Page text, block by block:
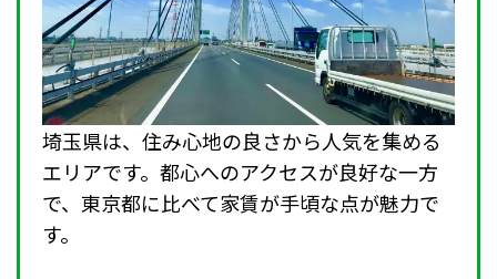
埼玉県は、住み心地の良さから人気を集める
エリアです。都心へのアクセスが良好な一方
で、東京都に比べて家賃が手頃な点が魅力で
す。